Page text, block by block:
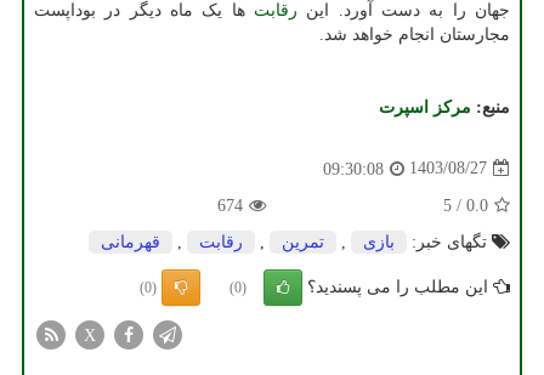
جهان را به دست آورد. این رقابت ها یک ماه دیگر در بوداپست
مجارستان انجام خواهد شد.
منبع: مركز اسپرت
1403/08/27
09:30:08
0.0
/
5
674
تگهای خبر:
بازی تمرین رقابت قهرمانی
این مطلب را می پسندید؟ (0)
(0)
X